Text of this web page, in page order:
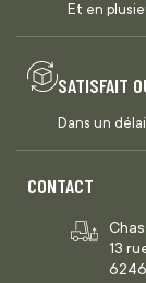
Et en
SATISFAIT
Dans un
CONTACT
13